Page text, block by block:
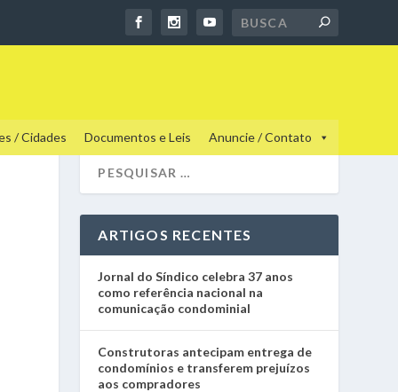
/ Cidades Documentos e Leis Anuncie / Contato
ARTIGOS RECENTES
Jornal do Síndico celebra 37 anos
como referência nacional na
comunicação condominial
Construtoras antecipam entrega de
condomínios e transferem prejuízos
aos compradores